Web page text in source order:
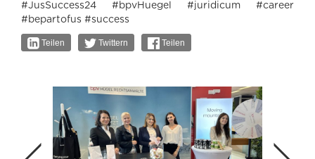
#JusSuccess24 #bpvHuegel #juridicum #career
#bepartofus #success
Teilen Twittern Teilen